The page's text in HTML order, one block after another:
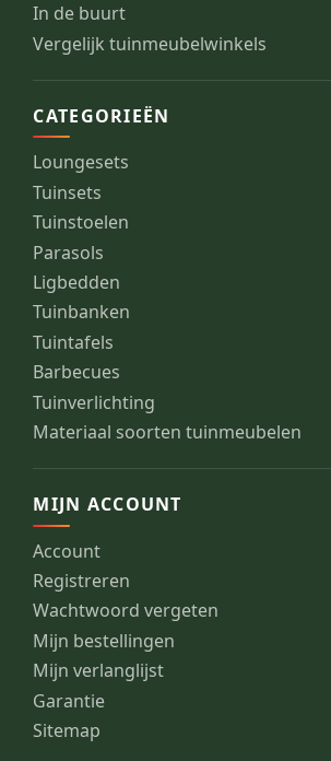
In de buurt
Vergelijk tuinmeubelwinkels
CATEGORIEËN
Loungesets
Tuinsets
Tuinstoelen
Parasols
Ligbedden
Tuinbanken
Tuintafels
Barbecues
Tuinverlichting
Materiaal soorten tuinmeubelen
MIJN ACCOUNT
Account
Registreren
Wachtwoord vergeten
Mijn bestellingen
Mijn verlanglijst
Garantie
Sitemap